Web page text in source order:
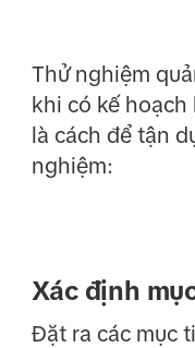
Thử nghiệm
khi có kế
là cách để tận
nghiệm:
Xác định
Đặt ra các mục